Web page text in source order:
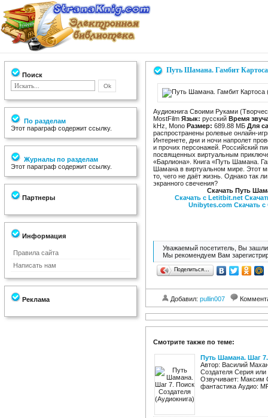
Поиск
По разделам
Этот параграф содержит ссылку.
Журналы по разделам
Этот параграф содержит ссылку.
Партнеры
Информация
Правила сайта
Написать нам
Реклама
Путь Шамана. Гамбит
Аудиокнига Своими Руками
MostFilm Язык: русский Время
kHz, Mono Размер: 689.88 МБ Для
распространены ролевые онлайн-
Интернете, дни и ночи напролет
и прочих персонажей. Российский
посвященных виртуальным
«Барлиона». Книга «Путь Шамана.
Шамана в виртуальном мире. Этот
то, чего не даёт жизнь. Однако так
экранного свечения?
Скачать Путь
Скачать с Letitbit.net
Unibytes.com Скачать
Уважаемый посетитель, Вы зашли
Мы рекомендуем Вам
Поделиться…
Добавил: pullin007
Смотрите также по теме:
Путь Шамана. Шаг
Автор: Василий
Создателя Серия
Озвучивает: Максим
фантастика Аудио: